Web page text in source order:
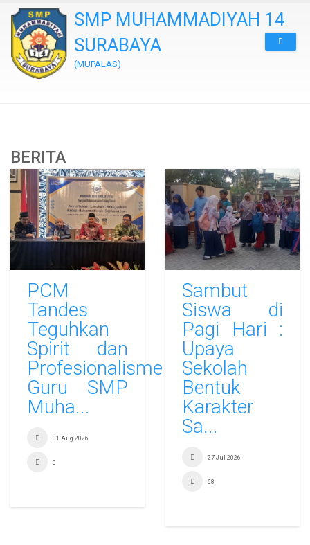
SMP MUHAMMADIYAH 14
SURABAYA
(MUPALAS)
BERITA
PCM
Tandes
Teguhkan
Spirit dan
Profesionalisme
Guru SMP
Muha...
01 Aug 2026
0
Sambut
Siswa di
Pagi Hari :
Upaya
Sekolah
Bentuk
Karakter
Sa...
27 Jul 2026
68